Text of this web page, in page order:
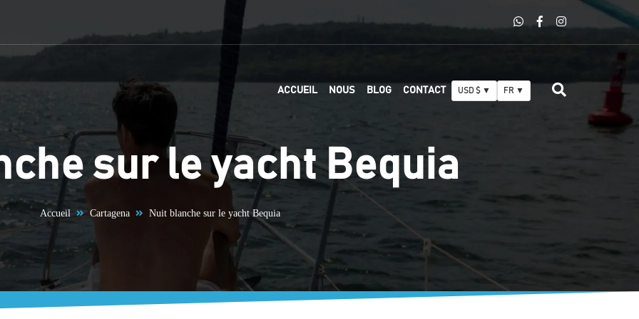
ACCUEIL NOUS BLOG CONTACT USD $ ▼ FR ▼
sur le yacht Bequia
Accueil Cartagena Nuit blanche sur le yacht Bequia